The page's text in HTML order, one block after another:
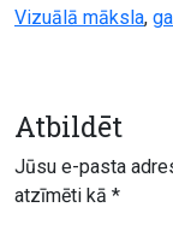
Vizuālā māksla,
Atbildēt
Jūsu e-pasta
atzīmēti kā *